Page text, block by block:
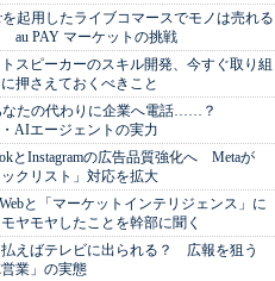
を起用したライブコマースでモノは売れる
au PAY マーケットの挑戦
スピーカーのスキル開発、今すぐ取り組
押さえておくべきこと
なたの代わりに企業へ電話……？
・AIエージェントの実力
とInstagramの広告品質強化へ Metaが
ックリスト」対応を拡大
と「マーケットインテリジェンス」に
ヤモヤしたことを幹部に聞く
えばテレビに出られる？ 広報を狙う
営業」の実態